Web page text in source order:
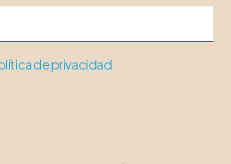
de privacidad